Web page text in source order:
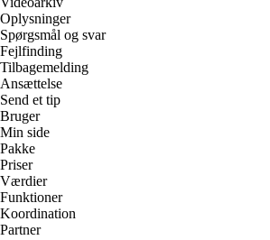
Oplysninger
Spørgsmål og svar
Fejlfinding
Tilbagemelding
Ansættelse
Send et tip
Bruger
Min side
Pakke
Priser
Værdier
Funktioner
Koordination
Partner